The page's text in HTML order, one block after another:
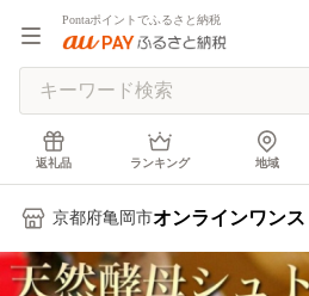
Pontaポイントでふるさと納税
返礼品 ランキング 地域
京都府亀岡市オンラインワン